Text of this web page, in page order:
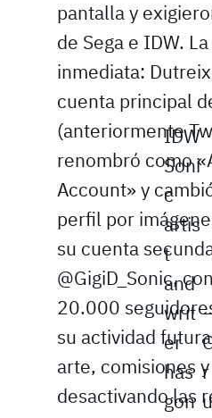
pantalla y
de Sega e IDW.
inmediata:
cuenta principal
(anteriormente
renombró como
Account» y
perfil por
su cuenta
@GigiD_Sonic,
20.000
su actividad
arte, comisiones
desactivando las
IDW
Soni
c
artis
t
and
writ
er
has
gon
r
u